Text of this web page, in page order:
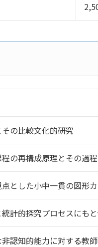
の比較文化的研究
の再構成原理とその過程
とした小中一貫の図形
計的探究プロセスにも
認知的能力に対する教